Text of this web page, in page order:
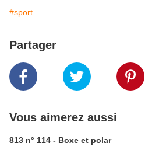
#sport
Partager
Vous aimerez aussi
813 n° 114 - Boxe et polar